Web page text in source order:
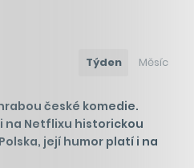
Týden Měsíc
české komedie.
na Netflixu historickou
její humor platí i na